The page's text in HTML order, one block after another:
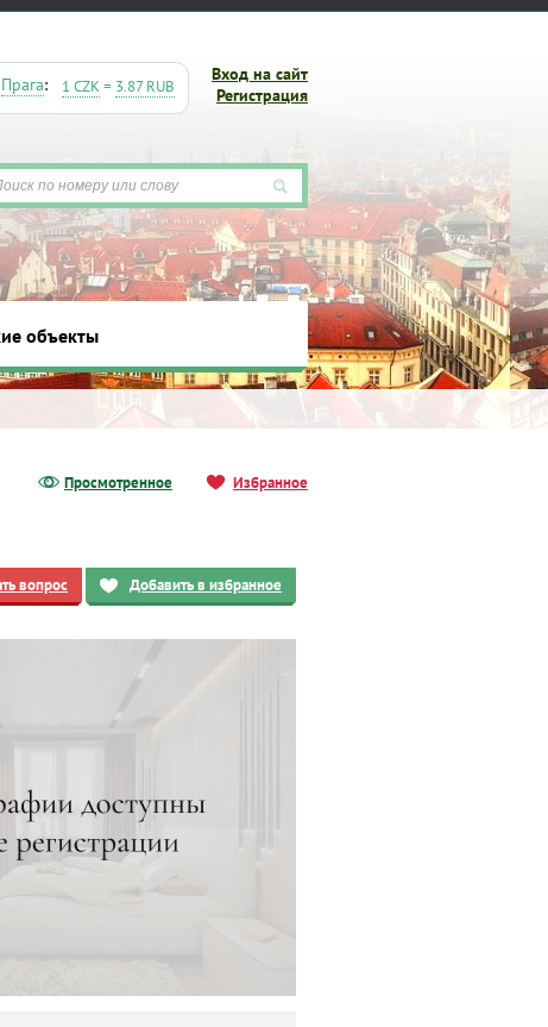
Вход на сайт
Регистрация
Прага: 1 CZK= 3.87 RUB
объекты
Просмотренное Избранное
вопрос Добавить в избранное